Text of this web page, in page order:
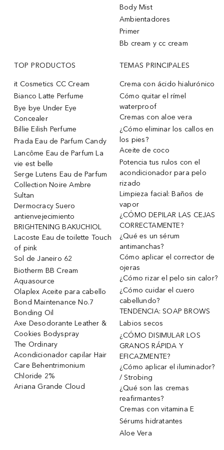
Body Mist
Ambientadores
Primer
Bb cream y cc cream
TOP PRODUCTOS
it Cosmetics CC Cream
Bianco Latte Perfume
Bye bye Under Eye
Concealer
Billie Eilish Perfume
Prada Eau de Parfum Candy
Lancôme Eau de Parfum La
vie est belle
Serge Lutens Eau de Parfum
Collection Noire Ambre
Sultan
Dermocracy Suero
antienvejecimiento
BRIGHTENING BAKUCHIOL
Lacoste Eau de toilette Touch
of pink
Sol de Janeiro 62
Biotherm BB Cream
Aquasource
Olaplex Aceite para cabello
Bond Maintenance No.7
Bonding Oil
Axe Desodorante Leather &
Cookies Bodyspray
The Ordinary
Acondicionador capilar Hair
Care Behentrimonium
Chloride 2%
Ariana Grande Cloud
TEMAS PRINCIPALES
Crema con ácido hialurónico
Cómo quitar el rímel
waterproof
Cremas con aloe vera
¿Cómo eliminar los callos en
los pies?
Aceite de coco
Potencia tus rulos con el
acondicionador para pelo
rizado
Limpieza facial: Baños de
vapor
¿CÓMO DEPILAR LAS CEJAS
CORRECTAMENTE?
¿Qué es un sérum
antimanchas?
Cómo aplicar el corrector de
ojeras
¿Cómo rizar el pelo sin calor?
¿Cómo cuidar el cuero
cabellundo?
TENDENCIA: SOAP BROWS
Labios secos
¿CÓMO DISIMULAR LOS
GRANOS RÁPIDA Y
EFICAZMENTE?
¿Cómo aplicar el iluminador?
/ Strobing
¿Qué son las cremas
reafirmantes?
Cremas con vitamina E
Sérums hidratantes
Aloe Vera